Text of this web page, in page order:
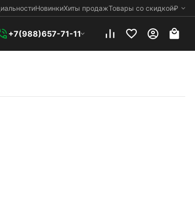
НовинкиХиты продажТовары со скидкой₽
+7(988)657-71-11